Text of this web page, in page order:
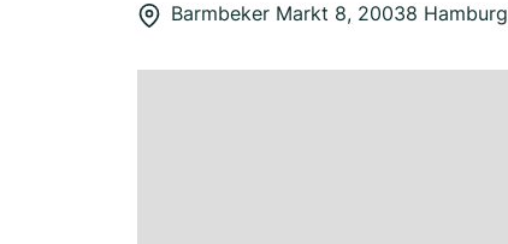
Barmbeker Markt 8, 20038 Hamburg